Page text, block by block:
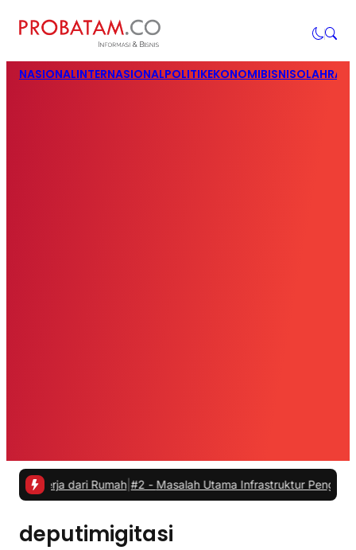
NASIONALINTERNASIONALPOLITIKEKONOMIBISNIS
dari Rumah |#2 -Masalah Utama Infrastruktur Pengisian
deputimigitasi